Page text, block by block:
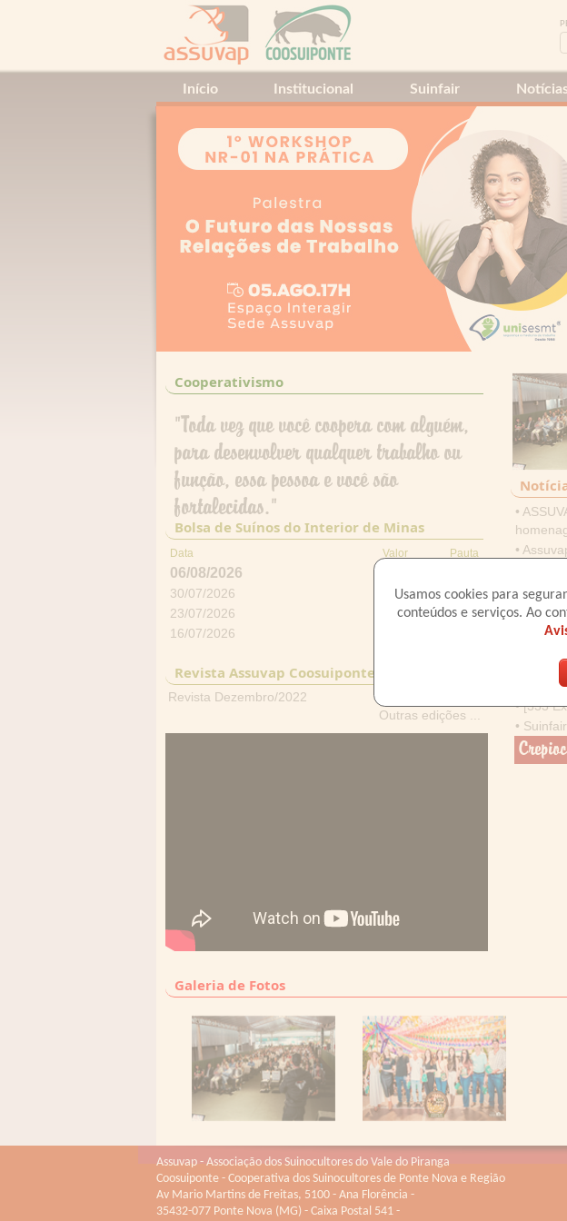
Início Institucional Suinfair
•
•
•
• Netão
suína
•
•
•
• [333
•
Cooperativismo
"Toda vez que você coopera com alguém,
para desenvolver qualquer trabalho ou
função, essa pessoa e você são
fortalecidas."
Bolsa de Suínos do Interior de Minas
Data Valor Pauta
06/08/2026
30/07/2026 5,70
5,22
23/07/2026
5,70
5,22
16/07/2026
Revista Assuvap Coosuiponte
Revista Dezembro/2022
Outras edições ...
Galeria de Fotos
Usamos cookies para
conteúdos e serviços. Ao
Assuvap - Associação dos Suinocultores do Vale do Piranga
Coosuiponte - Cooperativa dos Suinocultores de Ponte Nova e Região
Av Mario Martins de Freitas, 5100 - Ana Florência -
35432-077 Ponte Nova (MG) - Caixa Postal 541 -